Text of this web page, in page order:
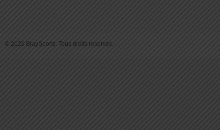
© 2026 BraySports. Tous droits reservés.